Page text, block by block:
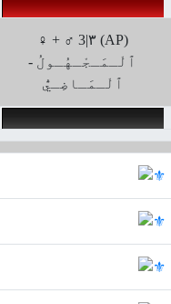
♀ + ♂ 3|۳ (AP)
ﭐلْـمَـجْـهُـولُ -
ﭐلْـمَـاضِـيُّ